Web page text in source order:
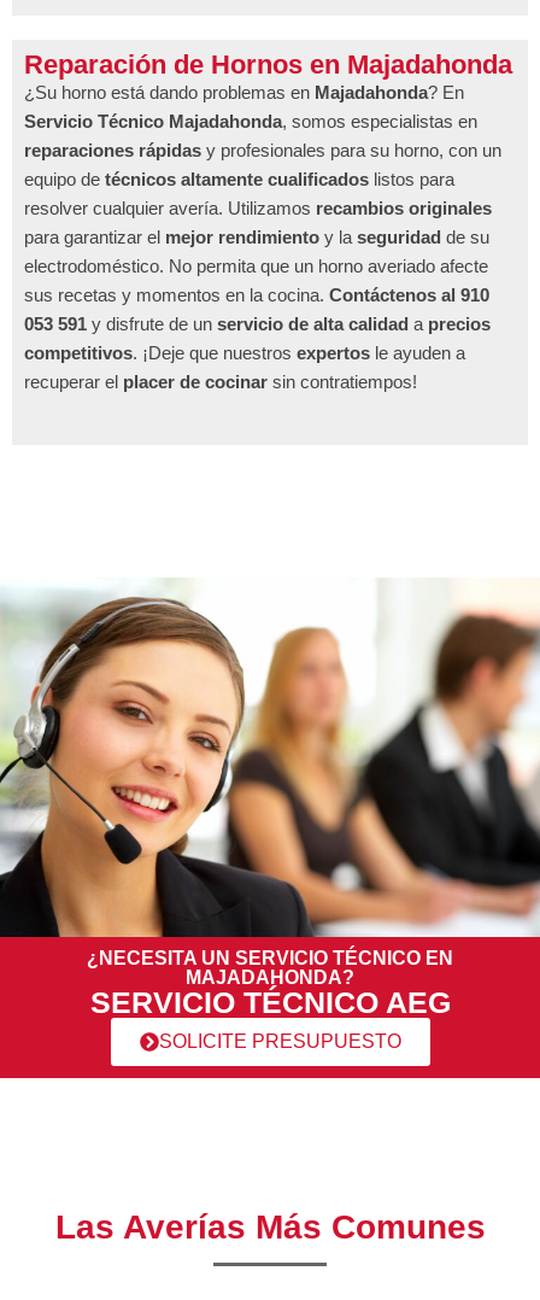
Reparación de Hornos en Majadahonda
¿Su horno está dando problemas en Majadahonda? En
Servicio Técnico Majadahonda, somos especialistas en
reparaciones rápidas y profesionales para su horno, con un
equipo de técnicos altamente cualificados listos para
resolver cualquier avería. Utilizamos recambios originales
para garantizar el mejor rendimiento y la seguridad de su
electrodoméstico. No permita que un horno averiado afecte
sus recetas y momentos en la cocina. Contáctenos al 910
053 591 y disfrute de un servicio de alta calidad a precios
competitivos. ¡Deje que nuestros expertos le ayuden a
recuperar el placer de cocinar sin contratiempos!
¿NECESITA UN SERVICIO TÉCNICO EN
MAJADAHONDA?
SERVICIO TÉCNICO AEG
SOLICITE PRESUPUESTO
Las Averías Más Comunes